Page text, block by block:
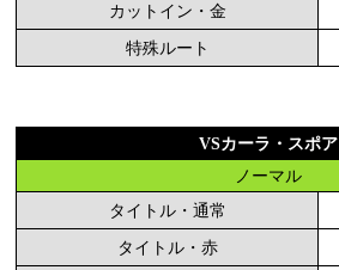
カットイン・金
特殊ルート
VSカーラ・スポア
ノーマル
タイトル・通常
タイトル・赤